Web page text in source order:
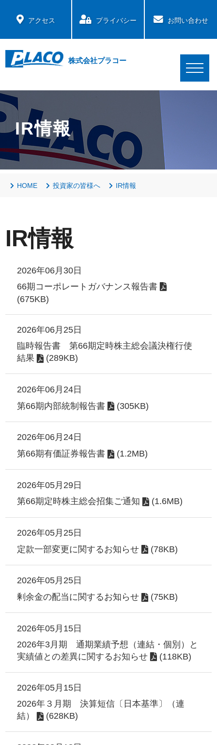
アクセス プライバシー お問い合わせ
株式会社プラコー
IR情報
HOME 投資家の皆様へ IR情報
IR情報
2026年06月30日
66期コーポレートガバナンス報告書
(675KB)
2026年06月25日
臨時報告書 第66期定時株主総会議決権行使
結果
(289KB)
2026年06月24日
第66期内部統制報告書
(305KB)
2026年06月24日
第66期有価証券報告書
(1.2MB)
2026年05月29日
第66期定時株主総会招集ご通知
(1.6MB)
2026年05月25日
定款一部変更に関するお知らせ
(78KB)
2026年05月25日
剰余金の配当に関するお知らせ
(75KB)
2026年05月15日
2026年3月期 通期業績予想（連結・個別）と
実績値との差異に関するお知らせ
(118KB)
2026年05月15日
2026年３月期 決算短信〔日本基準〕（連
結）
(628KB)